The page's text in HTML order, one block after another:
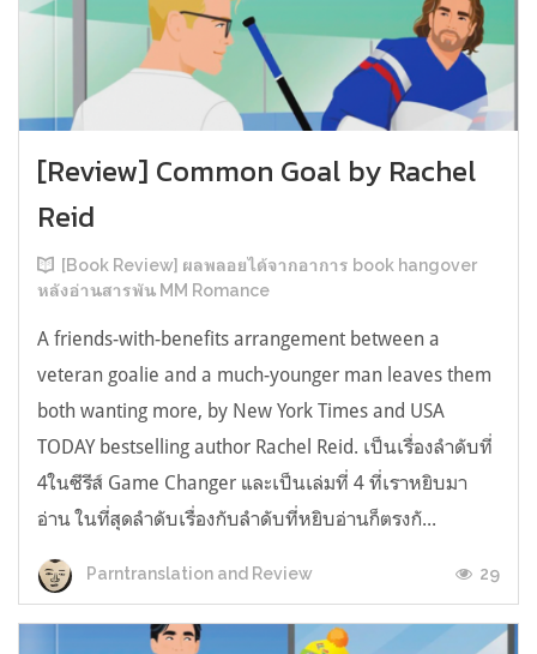
[Review] Common Goal by Rachel
Reid
[Book Review] ผลพลอยได้จากอาการ book hangover
หลังอ่านสารพัน MM Romance
A friends-with-benefits arrangement between a
veteran goalie and a much-younger man leaves them
both wanting more, by New York Times and USA
TODAY bestselling author Rachel Reid. เป็นเรื่องลำดับที่
4ในซีรีส์ Game Changer และเป็นเล่มที่ 4 ที่เราหยิบมา
อ่าน ในที่สุดลำดับเรื่องกับลำดับที่หยิบอ่านก็ตรงกั...
Parntranslation and Review 29